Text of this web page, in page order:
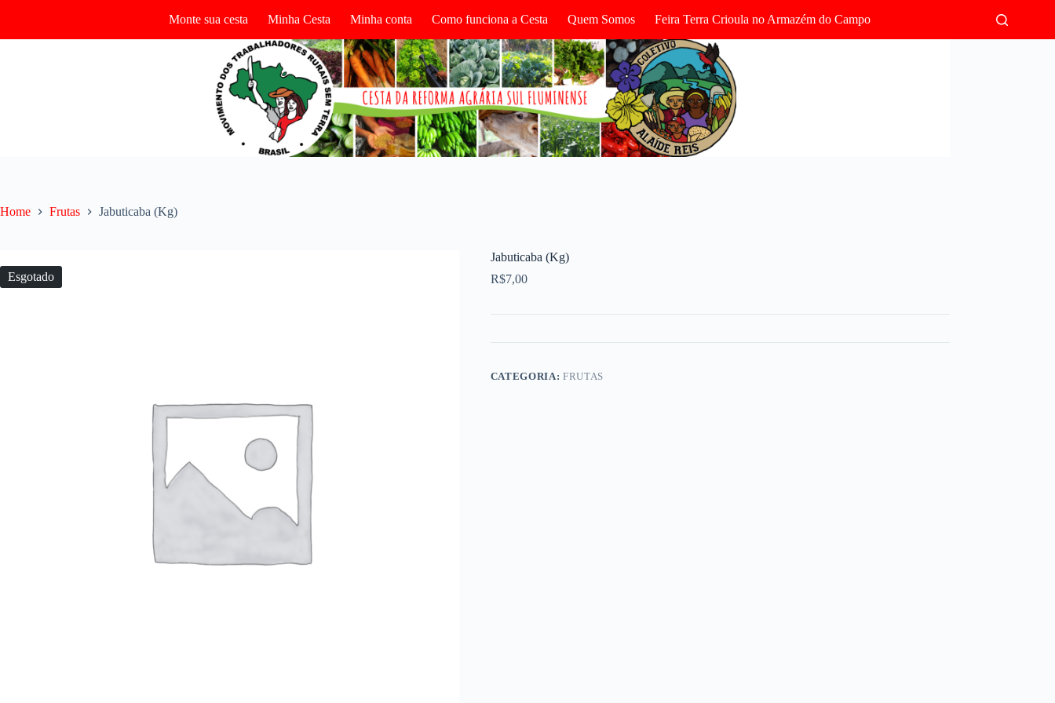
Monte sua cesta Minha Cesta Minha conta Como funciona a Cesta Quem Somos Feira Terra Crioula no Armazém do Campo
Home Frutas Jabuticaba (Kg)
Esgotado
Jabuticaba (Kg)
R$7,00
CATEGORIA: FRUTAS